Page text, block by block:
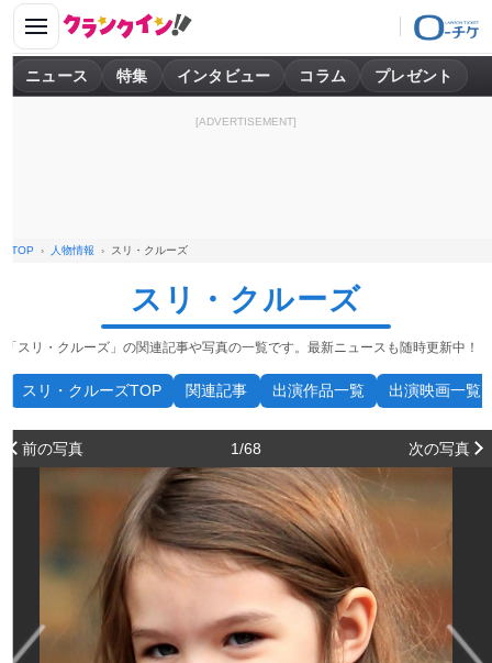
ニュース 特集 インタビュー コラム プレゼント
[ADVERTISEMENT]
TOP 人物情報 スリ・クルーズ
スリ・クルーズ
「スリ・クルーズ」の関連記事や写真の一覧です。最新ニュースも随時更新中！
スリ・クルーズTOP 関連記事 出演作品一覧 出演映画一覧
前の写真 1/68 次の写真